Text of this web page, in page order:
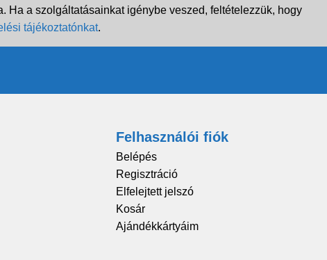
Ha a szolgáltatásainkat igénybe veszed, feltételezzük, hogy
tájékoztatónkat.
Felhasználói fiók
Belépés
Regisztráció
Elfelejtett jelszó
Kosár
Ajándékkártyáim